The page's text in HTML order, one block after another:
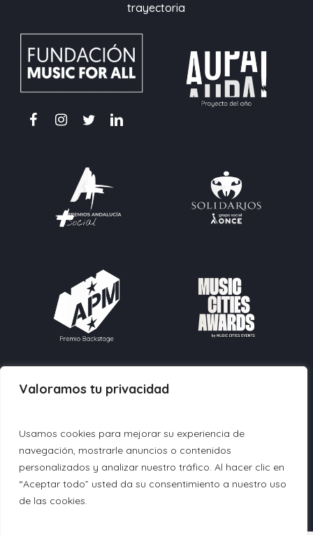
Valoramos tu privacidad
Usamos cookies para mejorar su experiencia de
navegación, mostrarle anuncios o contenidos
personalizados y analizar nuestro tráfico. Al hacer clic en
“Aceptar todo” usted da su consentimiento a nuestro uso
de las cookies.
trayectoria
Contacto:
604 90 27 30
© 2026 Fundación Music For All.
Política de Privacidad